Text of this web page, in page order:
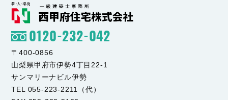
0120-232-042
〒400-0856
山梨県甲府市伊勢4丁目22-1
サンマリーナビル伊勢
TEL 055-223-2211（代）